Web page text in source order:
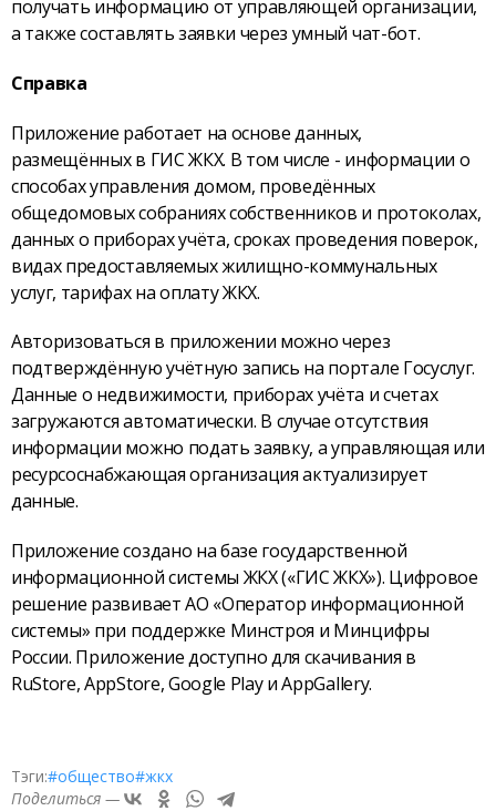
получать информацию от управляющей организации,
а также составлять заявки через умный чат-бот.
Справка
Приложение работает на основе данных,
размещённых в ГИС ЖКХ. В том числе - информации о
способах управления домом, проведённых
общедомовых собраниях собственников и протоколах,
данных о приборах учёта, сроках проведения поверок,
видах предоставляемых жилищно-коммунальных
услуг, тарифах на оплату ЖКХ.
Авторизоваться в приложении можно через
подтверждённую учётную запись на портале Госуслуг.
Данные о недвижимости, приборах учёта и счетах
загружаются автоматически. В случае отсутствия
информации можно подать заявку, а управляющая или
ресурсоснабжающая организация актуализирует
данные.
Приложение создано на базе государственной
информационной системы ЖКХ («ГИС ЖКХ»). Цифровое
решение развивает АО «Оператор информационной
системы» при поддержке Минстроя и Минцифры
России. Приложение доступно для скачивания в
RuStore, AppStore, Google Play и AppGallery.
Тэги:#общество#жкх
Поделиться —